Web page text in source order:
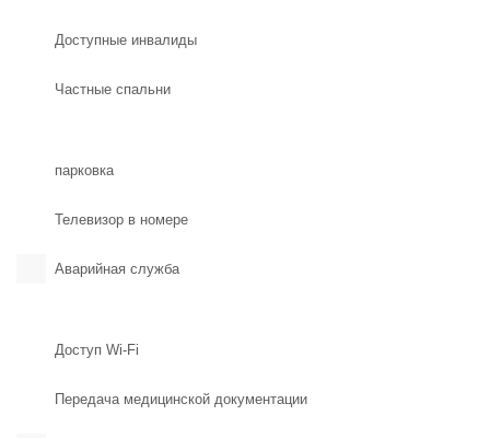
Доступные инвалиды
Частные спальни
парковка
Телевизор в номере
Аварийная служба
Доступ Wi-Fi
Передача медицинской документации